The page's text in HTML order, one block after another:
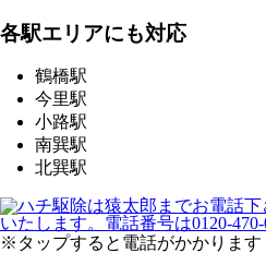
各駅エリアにも対応
鶴橋駅
今里駅
小路駅
南巽駅
北巽駅
※タップすると電話がかかります